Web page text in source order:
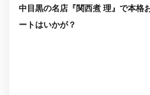
中目黒の名店『関西煮 理』で本格
ートはいかが？